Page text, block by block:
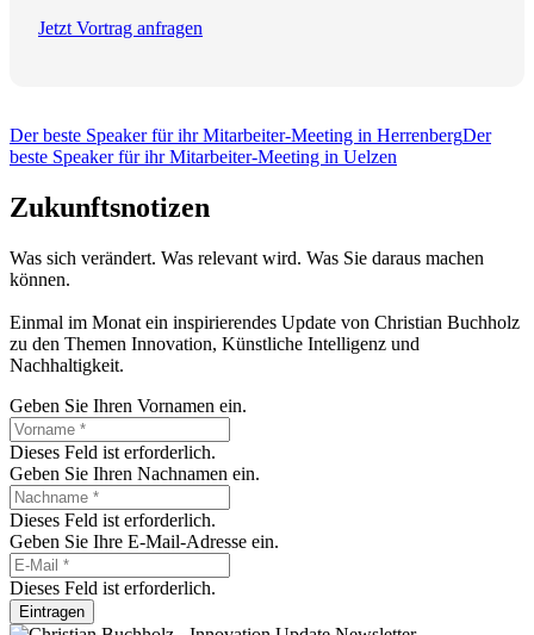
Jetzt Vortrag anfragen
Der beste Speaker für ihr Mitarbeiter-Meeting in HerrenbergDer
beste Speaker für ihr Mitarbeiter-Meeting in Uelzen
Zukunftsnotizen
Was sich verändert. Was relevant wird. Was Sie daraus machen
können.
Einmal im Monat ein inspirierendes Update von Christian Buchholz
zu den Themen Innovation, Künstliche Intelligenz und
Nachhaltigkeit.
Geben Sie Ihren Vornamen ein.
Dieses Feld ist erforderlich.
Geben Sie Ihren Nachnamen ein.
Dieses Feld ist erforderlich.
Geben Sie Ihre E-Mail-Adresse ein.
Dieses Feld ist erforderlich.
Eintragen